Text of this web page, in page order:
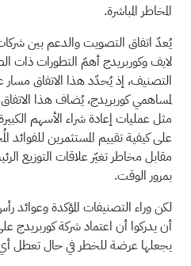
المخاطر المباشرة.
يُعدّ اتفاق التصويت والدعم بين
لايف وكوربريدج أهمّ التطورات ذات
التصنيف، إذ يُحدّد هذا الاتفاق مسار
لمساهمي كوربريدج، يُضاف هذا الاتفاق
مثل عمليات إعادة شراء الأسهم الكبيرة
على كيفية تقييم المستثمرين للفوائد
مقابل مخاطر تغيّر علاقات التوزيع
بمرور الوقت.
لكن وراء التصنيفات المؤكدة وعوائد
أن يدركوا أن اعتماد شركة كوربريدج
يجعلها عرضة للخطر في حال تعطل أي